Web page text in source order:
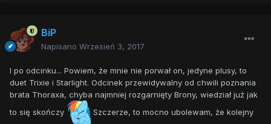
BiP
Napisano Wrzesień 3, 2017
I po odcinku... Powiem, że mnie nie porwał on, jedyne plusy, to
duet Trixie i Starlight. Odcinek przewidywalny od chwili poznania
brata Thoraxa, chyba najmniej rozgarnięty Brony, wiedział już jak
to się skończy
Szczerze, to mocno ubolewam, że kolejny